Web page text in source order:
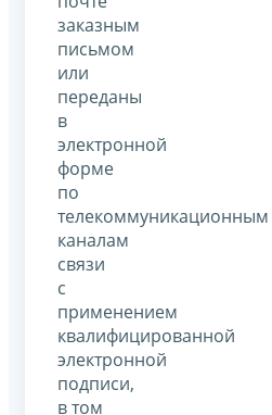
заказным
письмом
или
переданы
в
электронной
форме
по
телекоммуникационным
каналам
связи
с
применением
квалифицированной
электронной
подписи,
в том